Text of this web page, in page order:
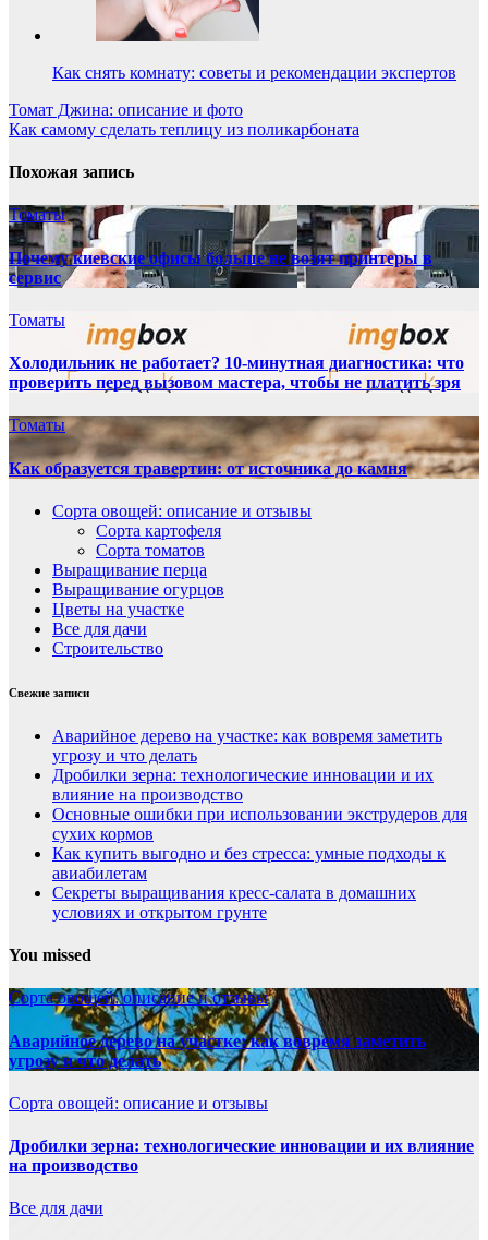
Как снять комнату: советы и рекомендации экспертов
Навигация
по
записям
Томат Джина: описание и фото
Как самому сделать теплицу из поликарбоната
Похожая запись
Томаты
Почему киевские офисы больше не возят принтеры в
сервис
Томаты
Холодильник не работает? 10-минутная диагностика: что
проверить перед вызовом мастера, чтобы не платить зря
Томаты
Как образуется травертин: от источника до камня
Сорта овощей: описание и отзывы
Сорта картофеля
Сорта томатов
Выращивание перца
Выращивание огурцов
Цветы на участке
Все для дачи
Строительство
Свежие записи
Аварийное дерево на участке: как вовремя заметить
угрозу и что делать
Дробилки зерна: технологические инновации и их
влияние на производство
Основные ошибки при использовании экструдеров для
сухих кормов
Как купить выгодно и без стресса: умные подходы к
авиабилетам
Секреты выращивания кресс-салата в домашних
условиях и открытом грунте
You missed
Сорта овощей: описание и отзывы
Аварийное дерево на участке: как вовремя заметить
угрозу и что делать
Сорта овощей: описание и отзывы
Дробилки зерна: технологические инновации и их влияние
на производство
Все для дачи